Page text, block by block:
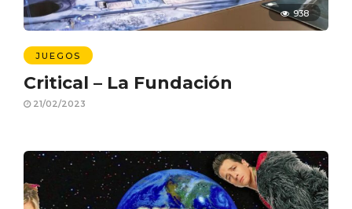
938
JUEGOS
Critical – La Fundación
21/02/2023